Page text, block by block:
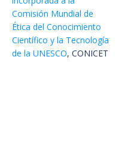
Comisión Mundial de
Ética del Conocimiento
Científico y la Tecnología
de la UNESCO, CONICET